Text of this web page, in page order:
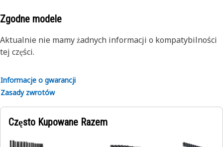
• Czernione wykończenie
Zgodne modele
Aktualnie nie mamy żadnych informacji o kompatybilności
tej części.
Informacje o gwarancji
Zasady zwrotów
Często Kupowane Razem